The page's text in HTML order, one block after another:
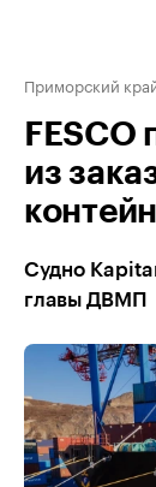
Приморский
FESCO
из
Судно
главы ДВМП